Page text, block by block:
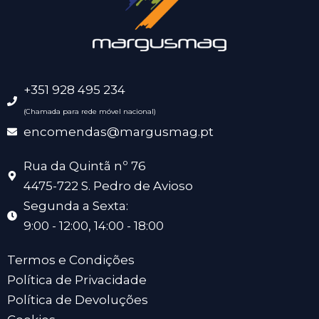
+351 928 495 234
(Chamada para rede móvel nacional)
encomendas@margusmag.pt
Rua da Quintã nº 76
4475-722 S. Pedro de Avioso
Segunda a Sexta:
9:00 - 12:00, 14:00 - 18:00
Termos e Condições
Política de Privacidade
Política de Devoluções